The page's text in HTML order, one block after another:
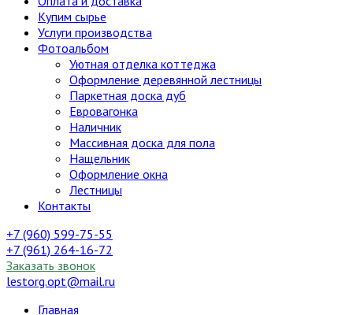
Купим сырье
Услуги производства
Фотоальбом
Уютная отделка коттеджа
Оформление деревянной лестницы
Паркетная доска дуб
Евровагонка
Наличник
Массивная доска для пола
Нащельник
Оформление окна
Лестницы
Контакты
+7 (960) 599-75-55
+7 (961) 264-16-72
Заказать звонок
lestorg.opt@mail.ru
Главная